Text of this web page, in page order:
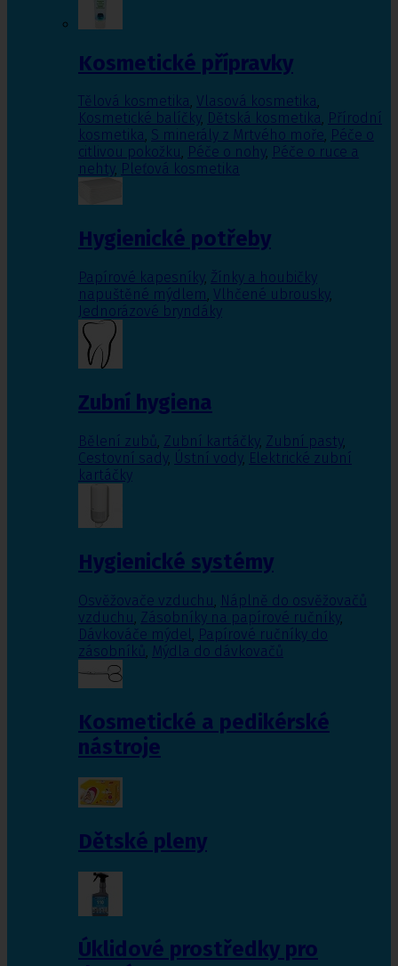
Kosmetické přípravky
Tělová kosmetika, Vlasová kosmetika,
Kosmetické balíčky, Dětská kosmetika, Přírodní
kosmetika, S minerály z Mrtvého moře, Péče o
citlivou pokožku, Péče o nohy, Péče o ruce a
nehty, Pleťová kosmetika
Hygienické potřeby
Papírové kapesníky, Žínky a houbičky
napuštěné mýdlem, Vlhčené ubrousky,
Jednorázové bryndáky
Zubní hygiena
Bělení zubů, Zubní kartáčky, Zubní pasty,
Cestovní sady, Ústní vody, Elektrické zubní
kartáčky
Hygienické systémy
Osvěžovače vzduchu, Náplně do osvěžovačů
vzduchu, Zásobníky na papírové ručníky,
Dávkováče mýdel, Papírové ručníky do
zásobníků, Mýdla do dávkovačů
Kosmetické a pedikérské
nástroje
Dětské pleny
Úklidové prostředky pro